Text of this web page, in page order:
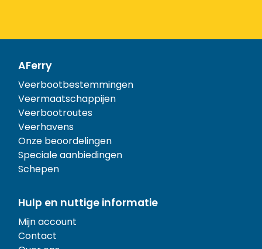
AFerry
Veerbootbestemmingen
Veermaatschappijen
Veerbootroutes
Veerhavens
Onze beoordelingen
Speciale aanbiedingen
Schepen
Hulp en nuttige informatie
Mijn account
Contact